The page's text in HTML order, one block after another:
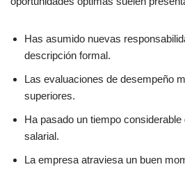
Has asumido nuevas
descripción formal.
Las evaluaciones de desempeño
superiores.
Ha pasado un tiempo
salarial.
La empresa atraviesa un buen